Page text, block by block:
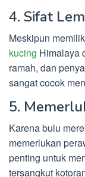
4. Sifat
Meskipun
kucing Himalaya
ramah, dan
sangat cocok
5.
Karena bulu
memerlukan
penting untuk
tersangkut